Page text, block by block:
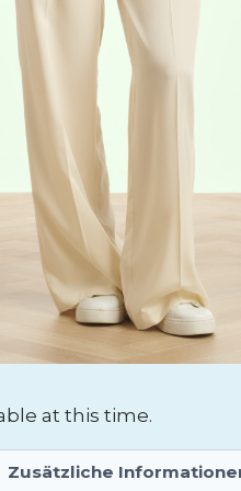
at this time.
Zusätzliche